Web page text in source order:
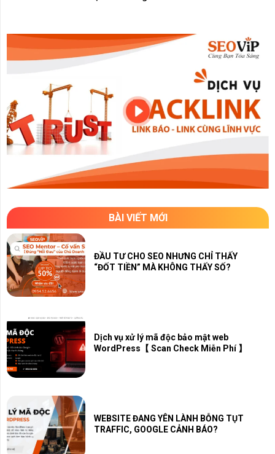
BÀI VIẾT MỚI
ĐẦU TƯ CHO SEO NHƯNG CHỈ THẤY
“ĐỐT TIỀN” MÀ KHÔNG THẤY SỐ?
Dịch vụ xử lý mã độc bảo mật web
WordPress【 Scan Check Miễn Phí 】
WEBSITE ĐANG YÊN LÀNH BỖNG TỤT
TRAFFIC, GOOGLE CẢNH BÁO?